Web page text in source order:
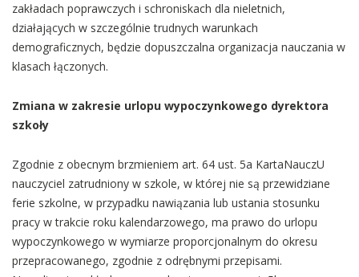
zakładach poprawczych i schroniskach dla nieletnich,
działających w szczególnie trudnych warunkach
demograficznych, będzie dopuszczalna organizacja nauczania w
klasach łączonych.
Zmiana w zakresie urlopu wypoczynkowego dyrektora
szkoły
Zgodnie z obecnym brzmieniem art. 64 ust. 5a KartaNauczU
nauczyciel zatrudniony w szkole, w której nie są przewidziane
ferie szkolne, w przypadku nawiązania lub ustania stosunku
pracy w trakcie roku kalendarzowego, ma prawo do urlopu
wypoczynkowego w wymiarze proporcjonalnym do okresu
przepracowanego, zgodnie z odrębnymi przepisami.